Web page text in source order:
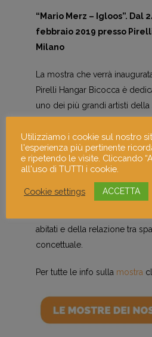
“Mario Merz – Igloos”. Dal
febbraio 2019 presso
Milano
La mostra che verrà
Pirelli Hangar Bicocca è
uno dei più grandi artisti
opere più iconiche dell’artista
fino alla sua scomparsa nel
saranno esposte nei grandi
dell’Hangar e consentono al
tra oltre trenta igloo di grandi
abitati e della relazione tra
concettuale.
Per tutte le info sulla mostra
Utilizziamo i cookie sul nostro
l'esperienza più pertinente
e ripetendo le visite. Cliccando
all'uso di TUTTI i cookie.
Cookie settings ACCETTA